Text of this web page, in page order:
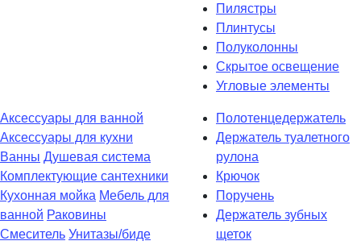
Пилястры
Плинтусы
Полуколонны
Скрытое освещение
Угловые элементы
Аксессуары для ванной
Аксессуары для кухни
Ванны Душевая система
Комплектующие сантехники
Кухонная мойка Мебель для
ванной Раковины
Смеситель Унитазы/биде
Полотенцедержатель
Держатель туалетного
рулона
Крючок
Поручень
Держатель зубных
щеток